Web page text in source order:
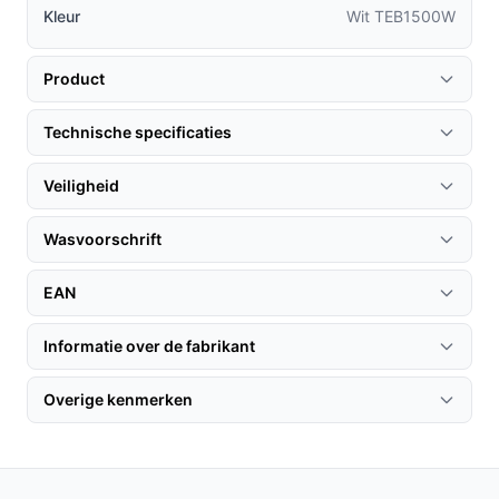
de elastieken aan de hoeken zodat hij niet
Sluit het snoer aan voordat je het bed opmaakt, let
op dat het snoer aan de linkerkant zit.
Gebruik de verlichte schakelaar om een van de drie
standen te kiezen, ook in het donker.
Houd rekening met de automatische uitschakeling
van 180 minuten tijdens lang slapen of als je de
hele nacht warmte wilt; plan daarvoor.
Voer regelmatig een wasbeurt uit nadat je de
bediening hebt losgekoppeld; volg de
wasinstructies in de handleiding.
Controleer periodiek de aansluitkabel en controller
Kleur
Wit TEB1500W
Product
Technische specificaties
Veiligheid
Wasvoorschrift
EAN
Informatie over de fabrikant
Overige kenmerken